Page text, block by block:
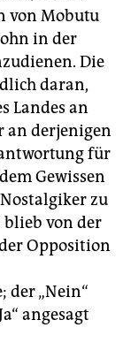
von Mobutu
in der
Die
daran,
Landes an
an derjenigen
für
Gewissen
zu
blieb von der
Opposition
„Nein“
angesagt